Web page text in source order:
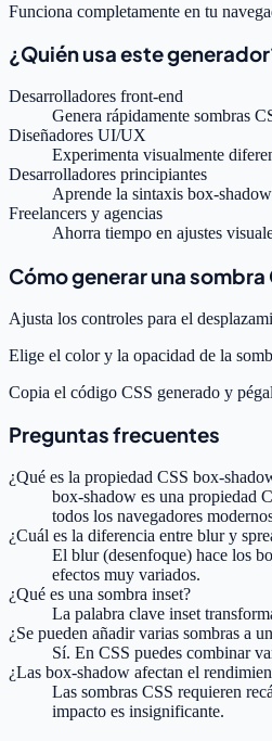
Funciona completamente en tu
¿Quién usa este
Desarrolladores front-end
Genera rápidamente sombras
Diseñadores UI/UX
Experimenta visualmente
Desarrolladores principiantes
Aprende la sintaxis box-
Freelancers y agencias
Ahorra tiempo en ajustes
Cómo generar una sombra
Ajusta los controles para el
Elige el color y la opacidad de la
Copia el código CSS generado y
Preguntas frecuentes
¿Qué es la propiedad CSS box-
box-shadow es una propiedad
todos los navegadores
¿Cuál es la diferencia entre blur y
El blur (desenfoque) hace los
efectos muy variados.
¿Qué es una sombra inset?
La palabra clave inset
¿Se pueden añadir varias sombras a
Sí. En CSS puedes combinar
¿Las box-shadow afectan el
Las sombras CSS requieren
impacto es insignificante.